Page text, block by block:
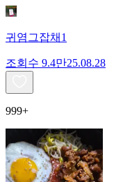
귀염그잡채1
조회수 9.4만25.08.28
999+